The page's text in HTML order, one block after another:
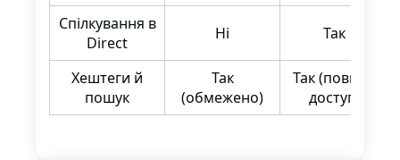
Спілкування в
Direct
Ні Так
Хештеги й
пошук
Так
(обмежено)
Так (повний
доступ)